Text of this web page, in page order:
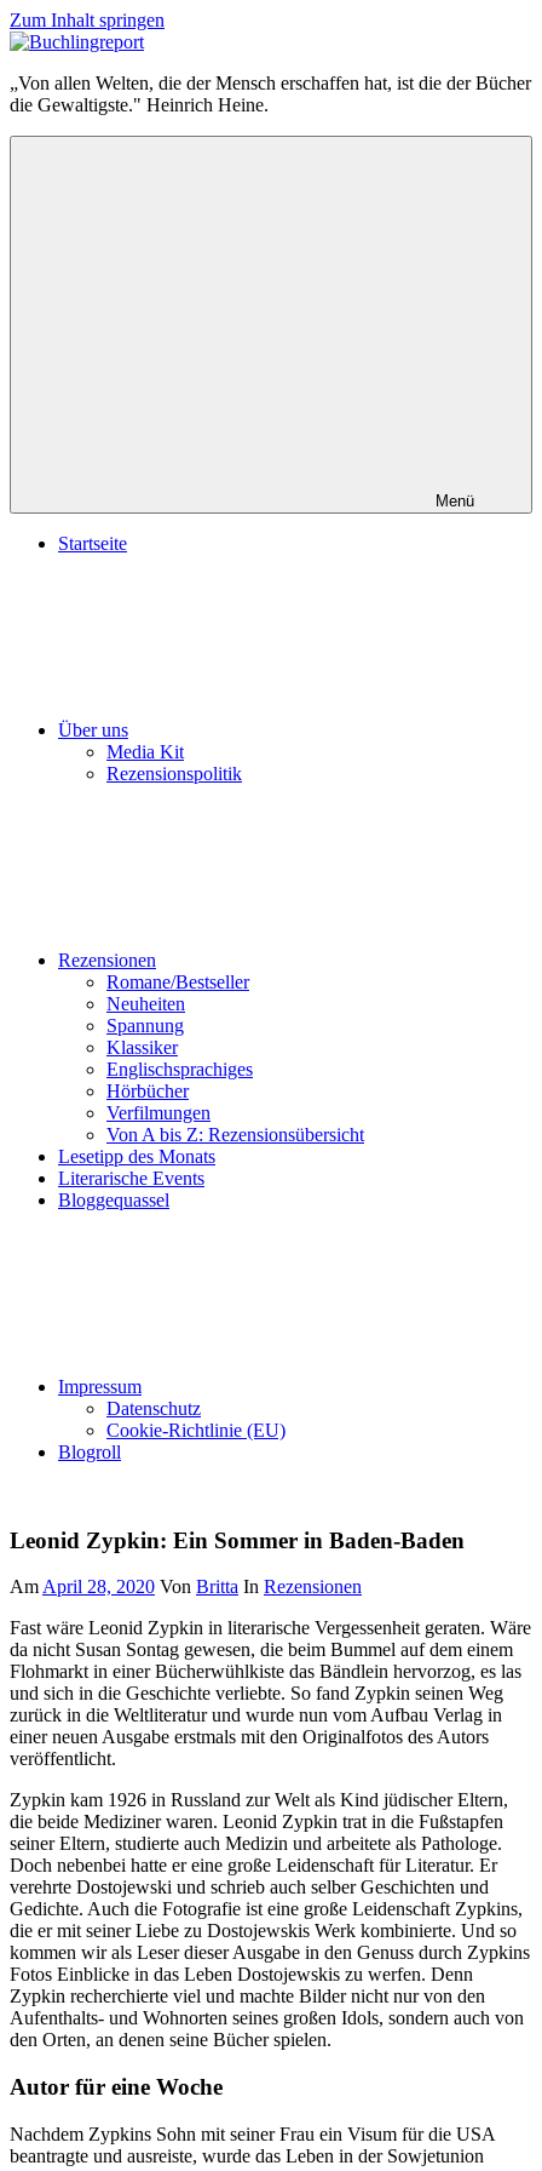
Zum Inhalt springen
Buchlingreport
„Von allen Welten, die der Mensch erschaffen hat, ist die der Bücher
die Gewaltigste." Heinrich Heine.
Menü
Startseite
Über uns
Media Kit
Rezensionspolitik
Rezensionen
Romane/Bestseller
Neuheiten
Spannung
Klassiker
Englischsprachiges
Hörbücher
Verfilmungen
Von A bis Z: Rezensionsübersicht
Lesetipp des Monats
Literarische Events
Bloggequassel
Impressum
Datenschutz
Cookie-Richtlinie (EU)
Blogroll
Leonid Zypkin: Ein Sommer in Baden-Baden
AmApril 28, 2020 Von Britta In Rezensionen
Fast wäre Leonid Zypkin in literarische Vergessenheit geraten. Wäre
da nicht Susan Sontag gewesen, die beim Bummel auf dem einem
Flohmarkt in einer Bücherwühlkiste das Bändlein hervorzog, es las
und sich in die Geschichte verliebte. So fand Zypkin seinen Weg
zurück in die Weltliteratur und wurde nun vom Aufbau Verlag in
einer neuen Ausgabe erstmals mit den Originalfotos des Autors
veröffentlicht.
Zypkin kam 1926 in Russland zur Welt als Kind jüdischer Eltern,
die beide Mediziner waren. Leonid Zypkin trat in die Fußstapfen
seiner Eltern, studierte auch Medizin und arbeitete als Pathologe.
Doch nebenbei hatte er eine große Leidenschaft für Literatur. Er
verehrte Dostojewski und schrieb auch selber Geschichten und
Gedichte. Auch die Fotografie ist eine große Leidenschaft Zypkins,
die er mit seiner Liebe zu Dostojewskis Werk kombinierte. Und so
kommen wir als Leser dieser Ausgabe in den Genuss durch Zypkins
Fotos Einblicke in das Leben Dostojewskis zu werfen. Denn
Zypkin recherchierte viel und machte Bilder nicht nur von den
Aufenthalts- und Wohnorten seines großen Idols, sondern auch von
den Orten, an denen seine Bücher spielen.
Autor für eine Woche
Nachdem Zypkins Sohn mit seiner Frau ein Visum für die USA
beantragte und ausreiste, wurde das Leben in der Sowjetunion